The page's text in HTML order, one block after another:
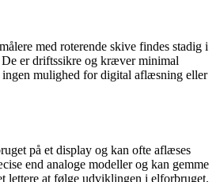
med roterende skive findes stadig i
er driftssikre og kræver minimal
mulighed for digital aflæsning eller
på et display og kan ofte aflæses
end analoge modeller og kan gemme
lettere at følge udviklingen i elforbruget.